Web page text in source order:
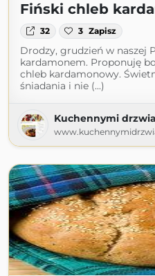
Fiński chleb
32 3 Zapisz
Drodzy, grudzień w naszej
kardamonem. Proponuję
chleb kardamonowy.
śniadania i nie (...)
Kuchennymi